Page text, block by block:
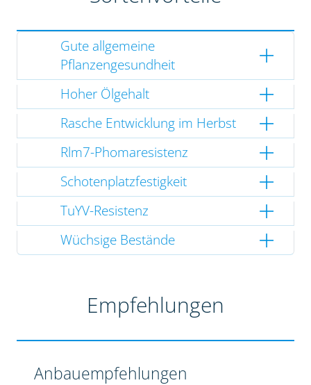
Gute allgemeine
Pflanzengesundheit
Hoher Ölgehalt
Rasche Entwicklung im Herbst
Rlm7-Phomaresistenz
Schotenplatzfestigkeit
TuYV-Resistenz
Wüchsige Bestände
Empfehlungen
Anbauempfehlungen